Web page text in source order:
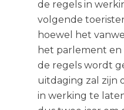
de regels in
volgende
hoewel het
het parlement
de regels wordt
uitdaging zal zijn
in werking te